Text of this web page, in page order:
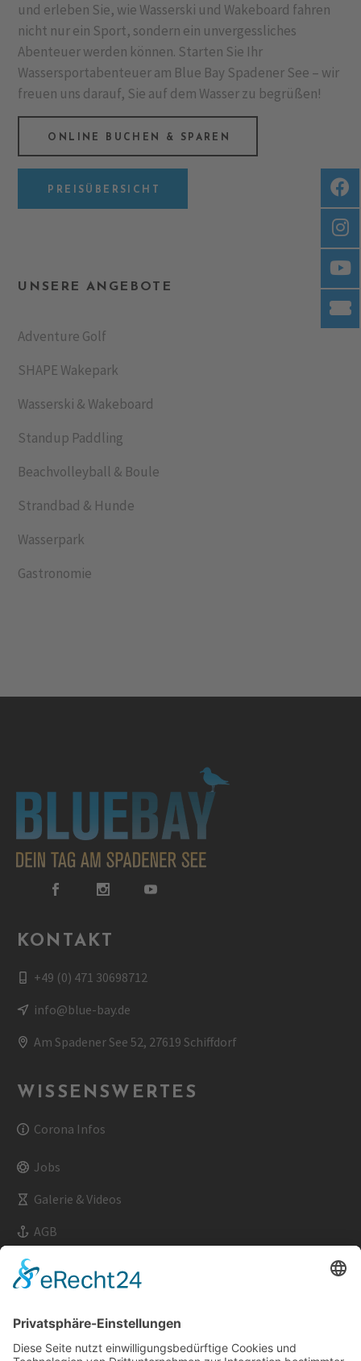
und erleben Sie, wie Wasserski und Wakeboard fahren
nicht nur ein Sport, sondern ein unvergessliches
Abenteuer werden können. Starten Sie Ihr
Wassersportabenteuer am Blue Bay Spadener See – wir
freuen uns darauf, Sie auf dem Wasser zu begrüßen!
ONLINE BUCHEN & SPAREN
PREISÜBERSICHT
UNSERE ANGEBOTE
Adventure Golf
SHAPE Wakepark
Wasserski & Wakeboard
Standup Paddling
Beachvolleyball & Boule
Strandbad & Hunde
Wasserpark
Gastronomie
KONTAKT
+49 (0) 471 30698712
info@blue-bay.de
Am Spadener See 52, 27619 Schiffdorf
WISSENSWERTES
Corona Infos
Jobs
Galerie & Videos
AGB
Datenschutz
Kontakt & Anfahrt